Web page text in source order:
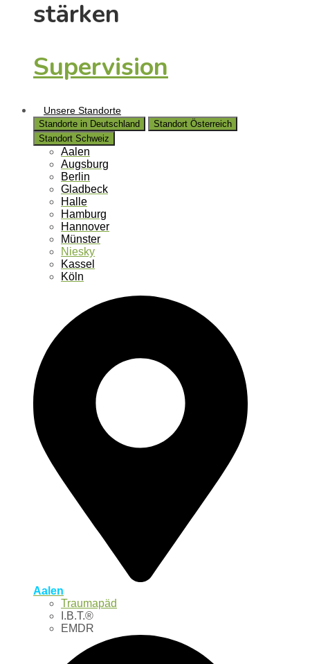
stärken
Supervision
Unsere Standorte
Standorte in Deutschland
Standort Österreich
Standort Schweiz
Aalen
Augsburg
Berlin
Gladbeck
Halle
Hamburg
Hannover
Münster
Niesky
Kassel
Köln
Aalen
Traumapäd
I.B.T.®
EMDR